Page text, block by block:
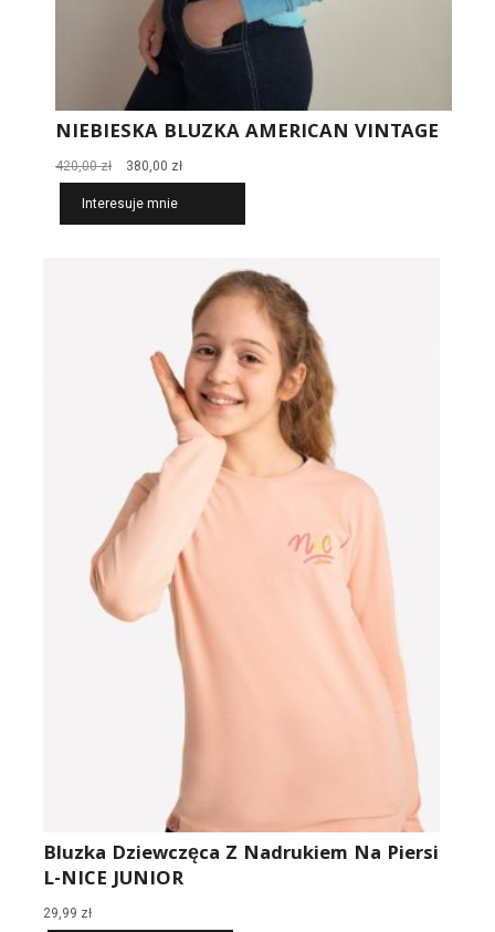
NIEBIESKA BLUZKA AMERICAN VINTAGE
420,00zł
Pierwotna
cena
wynosiła:
420,00 zł.
380,00 złAktualna
cena
380,00 zł.
Interesuje mnie
Bluzka Dziewczęca Z Nadrukiem Na Piersi
L-NICE JUNIOR
29,99 zł